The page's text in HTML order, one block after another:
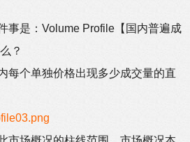
事是：Volume Profile【国内普遍成
？
每个单独价格出现多少成交量的直